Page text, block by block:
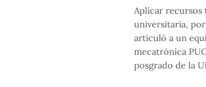
Aplicar recursos
universitaria,
articuló a un
mecatrónica
posgrado de la